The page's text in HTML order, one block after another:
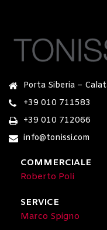
Porta Siberia –
+39 010 711583
+39 010 712066
info@tonissi.com
COMMERCIALE
Roberto Poli
SERVICE
Marco Spigno